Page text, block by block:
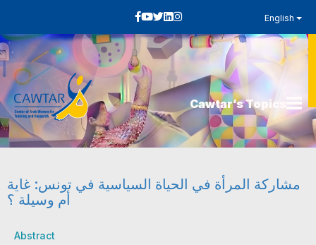
English
Cawtar’s Topics
مشاركة المرأة في الحياة السياسية في تونس: غاية
أم وسيلة ؟
Abstract